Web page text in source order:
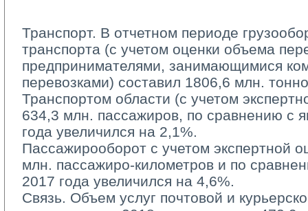
Транспорт. В отчетном периоде
транспорта (с учетом оценки объема
предпринимателями, занимающимися
перевозками) cоставил 1806,6 млн.
Транспортом области (с учетом
634,3 млн. пассажиров, по сравнению с
года увеличился на 2,1%.
Пассажирооборот с учетом экспертной
млн. пассажиро-километров и по
2017 года увеличился на 4,6%.
Связь. Объем услуг почтовой и